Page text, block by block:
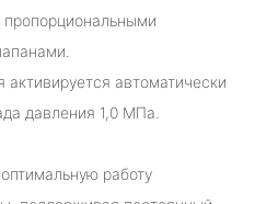
пропорциональными
автоматически
давления 1,0 МПа.
работу